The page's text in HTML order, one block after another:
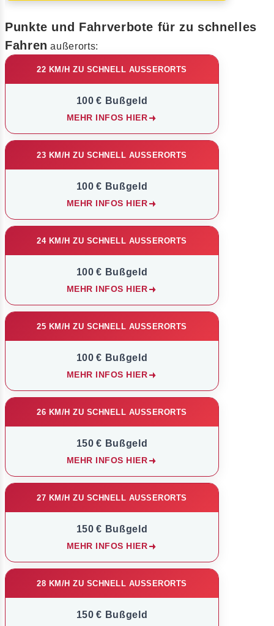
Punkte und Fahrverbote für zu schnelles
Fahren außerorts:
22 KM/H ZU SCHNELL AUSSERORTS
100 € Bußgeld
MEHR INFOS HIER
23 KM/H ZU SCHNELL AUSSERORTS
100 € Bußgeld
MEHR INFOS HIER
24 KM/H ZU SCHNELL AUSSERORTS
100 € Bußgeld
MEHR INFOS HIER
25 KM/H ZU SCHNELL AUSSERORTS
100 € Bußgeld
MEHR INFOS HIER
26 KM/H ZU SCHNELL AUSSERORTS
150 € Bußgeld
MEHR INFOS HIER
27 KM/H ZU SCHNELL AUSSERORTS
150 € Bußgeld
MEHR INFOS HIER
28 KM/H ZU SCHNELL AUSSERORTS
150 € Bußgeld